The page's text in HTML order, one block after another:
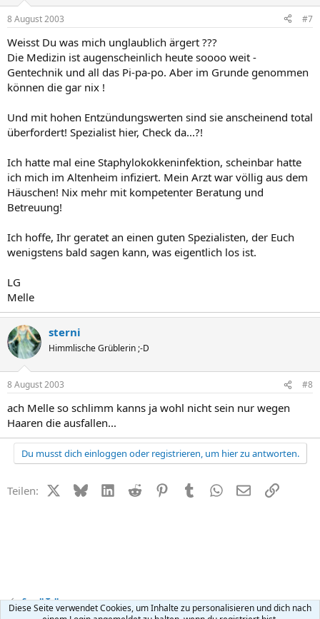
8 August 2003 #7
Weisst Du was mich unglaublich ärgert ???
Die Medizin ist augenscheinlich heute soooo weit -
Gentechnik und all das Pi-pa-po. Aber im Grunde genommen
können die gar nix !
Und mit hohen Entzündungswerten sind sie anscheinend total
überfordert! Spezialist hier, Check da...?!
Ich hatte mal eine Staphylokokkeninfektion, scheinbar hatte
ich mich im Altenheim infiziert. Mein Arzt war völlig aus dem
Häuschen! Nix mehr mit kompetenter Beratung und
Betreuung!
Ich hoffe, Ihr geratet an einen guten Spezialisten, der Euch
wenigstens bald sagen kann, was eigentlich los ist.
LG
Melle
sterni
Himmlische Grüblerin ;-D
8 August 2003 #8
ach Melle so schlimm kanns ja wohl nicht sein nur wegen
Haaren die ausfallen...
Du musst dich einloggen oder registrieren, um hier zu antworten.
Teilen: X (Twitter)
BlueskyLinkedIn
Reddit PinterestTumblr WhatsApp
E-MailLink
Small Talk
Diese Seite verwendet Cookies, um Inhalte zu personalisieren und dich nach